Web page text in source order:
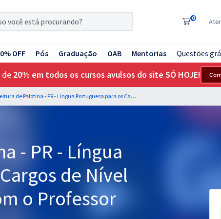
0
OFF Pós Graduação OAB Mentorias Questões
de 20% em todos os cursos avulsos do site SÓ HOJE!
Prefeitura de Palotina - PR - Língua Portuguesa para os Cargos de Nível Médio e Superior com o Professor Lucas Lemos
- PR - Língua
de Nível
o Professor